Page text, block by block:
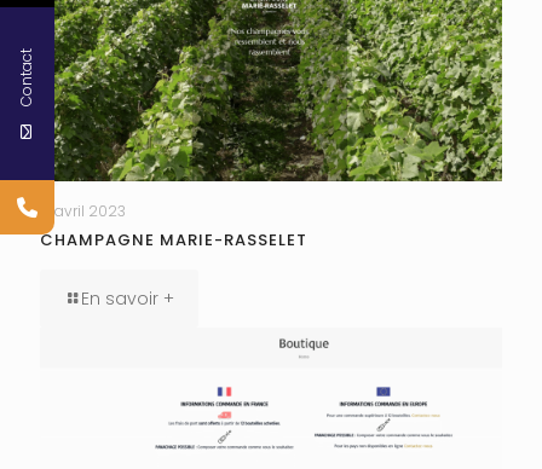
17 avril 2023
CHAMPAGNE MARIE-RASSELET
En savoir +
Contact